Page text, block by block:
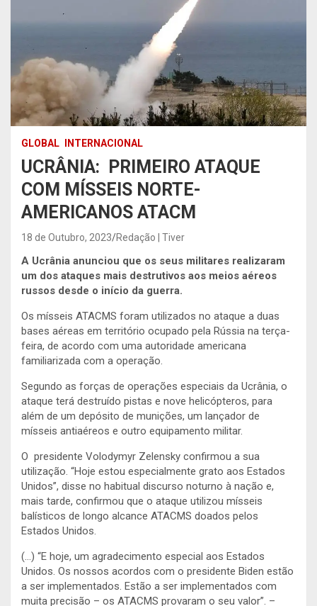
GLOBAL INTERNACIONAL
UCRÂNIA: PRIMEIRO ATAQUE
COM MÍSSEIS NORTE-
AMERICANOS ATACM
18 de Outubro, 2023 Redação | Tiver
A Ucrânia anunciou que os seus militares realizaram
um dos ataques mais destrutivos aos meios aéreos
russos desde o início da guerra.
Os mísseis ATACMS foram utilizados no ataque a duas
bases aéreas em território ocupado pela Rússia na terça-
feira, de acordo com uma autoridade americana
familiarizada com a operação.
Segundo as forças de operações especiais da Ucrânia, o
ataque terá destruído pistas e nove helicópteros, para
além de um depósito de munições, um lançador de
mísseis antiaéreos e outro equipamento militar.
O presidente Volodymyr Zelensky confirmou a sua
utilização. “Hoje estou especialmente grato aos Estados
Unidos”, disse no habitual discurso noturno à nação e,
mais tarde, confirmou que o ataque utilizou mísseis
balísticos de longo alcance ATACMS doados pelos
Estados Unidos.
(…) “E hoje, um agradecimento especial aos Estados
Unidos. Os nossos acordos com o presidente Biden estão
a ser implementados. Estão a ser implementados com
muita precisão – os ATACMS provaram o seu valor”. –